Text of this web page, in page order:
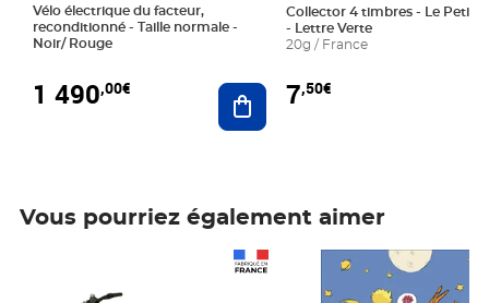
Vélo électrique du facteur,
reconditionné - Taille normale -
Noir/ Rouge
1 490,00€ Ajouter au panier
Collector 4 timbres - Le Petit
- Lettre Verte
20g / France
7,50€
Vous pourriez également aimer
Prix 7,50€